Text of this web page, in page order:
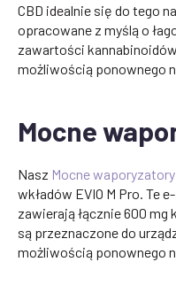
CBD idealnie się do tego
opracowane z myślą o
zawartości
możliwością ponownego
Mocne
Nasz Mocne waporyzatory
wkładów EVIO M Pro. Te
zawierają łącznie 600 mg
są przeznaczone do
możliwością ponownego